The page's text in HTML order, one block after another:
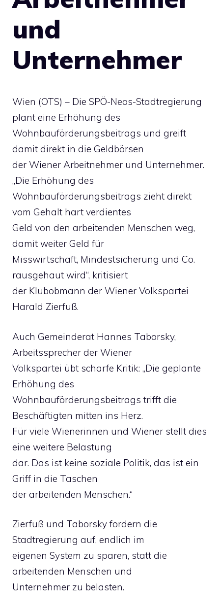
und
Unternehmer
Wien (OTS) – Die SPÖ-Neos-Stadtregierung
plant eine Erhöhung des
Wohnbauförderungsbeitrags und greift
damit direkt in die Geldbörsen
der Wiener Arbeitnehmer und Unternehmer.
„Die Erhöhung des
Wohnbauförderungsbeitrags zieht direkt
vom Gehalt hart verdientes
Geld von den arbeitenden Menschen weg,
damit weiter Geld für
Misswirtschaft, Mindestsicherung und Co.
rausgehaut wird“, kritisiert
der Klubobmann der Wiener Volkspartei
Harald Zierfuß.
Auch Gemeinderat Hannes Taborsky,
Arbeitssprecher der Wiener
Volkspartei übt scharfe Kritik: „Die geplante
Erhöhung des
Wohnbauförderungsbeitrags trifft die
Beschäftigten mitten ins Herz.
Für viele Wienerinnen und Wiener stellt dies
eine weitere Belastung
dar. Das ist keine soziale Politik, das ist ein
Griff in die Taschen
der arbeitenden Menschen.“
Zierfuß und Taborsky fordern die
Stadtregierung auf, endlich im
eigenen System zu sparen, statt die
arbeitenden Menschen und
Unternehmer zu belasten.